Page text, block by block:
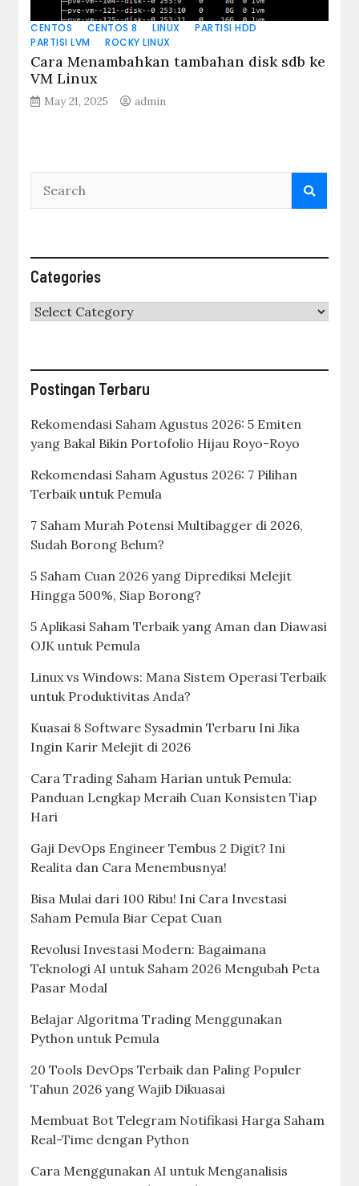
CENTOS CENTOS 8 LINUX
PARTISI HDD
PARTISI LVM
ROCKY LINUX
Cara Menambahkan tambahan disk sdb ke
VM Linux
May 21, 2025 admin
Categories
Categories
Postingan Terbaru
Rekomendasi Saham Agustus 2026: 5 Emiten
yang Bakal Bikin Portofolio Hijau Royo-Royo
Rekomendasi Saham Agustus 2026: 7 Pilihan
Terbaik untuk Pemula
7 Saham Murah Potensi Multibagger di 2026,
Sudah Borong Belum?
5 Saham Cuan 2026 yang Diprediksi Melejit
Hingga 500%, Siap Borong?
5 Aplikasi Saham Terbaik yang Aman dan Diawasi
OJK untuk Pemula
Linux vs Windows: Mana Sistem Operasi Terbaik
untuk Produktivitas Anda?
Kuasai 8 Software Sysadmin Terbaru Ini Jika
Ingin Karir Melejit di 2026
Cara Trading Saham Harian untuk Pemula:
Panduan Lengkap Meraih Cuan Konsisten Tiap
Hari
Gaji DevOps Engineer Tembus 2 Digit? Ini
Realita dan Cara Menembusnya!
Bisa Mulai dari 100 Ribu! Ini Cara Investasi
Saham Pemula Biar Cepat Cuan
Revolusi Investasi Modern: Bagaimana
Teknologi AI untuk Saham 2026 Mengubah Peta
Pasar Modal
Belajar Algoritma Trading Menggunakan
Python untuk Pemula
20 Tools DevOps Terbaik dan Paling Populer
Tahun 2026 yang Wajib Dikuasai
Membuat Bot Telegram Notifikasi Harga Saham
Real-Time dengan Python
Cara Menggunakan AI untuk Menganalisis